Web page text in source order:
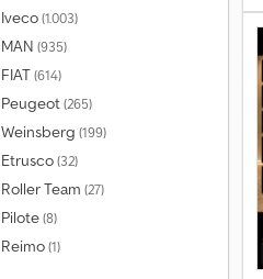
Iveco(1.003)
MAN (935)
FIAT(614)
Peugeot(265)
Weinsberg (199)
Etrusco(32)
Roller Team (27)
Pilote(8)
Reimo(1)